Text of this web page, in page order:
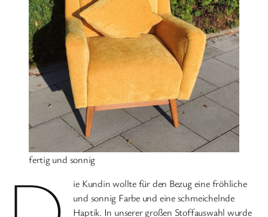
fertig und sonnig
ie Kundin wollte für den Bezug eine fröhliche
und sonnig Farbe und eine schmeichelnde
Haptik. In unserer großen Stoffauswahl wurde